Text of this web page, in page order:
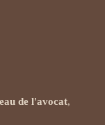
de l'avocat,